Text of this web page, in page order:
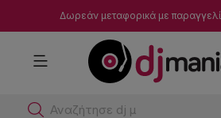
Δωρεάν μεταφορικά με
Αναζήτησε dj μίκτες